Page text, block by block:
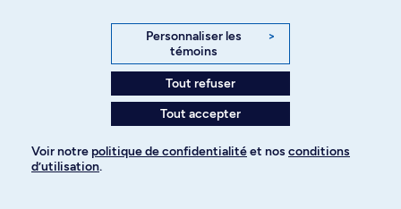
Programmes à explorer
Plus de choix au bout des doigts
Mettez les chances de votre côté en ajoutant plusieurs
programmes à votre demande d’admission. Voici d’autres
choix d’études ayant piqué la curiosité des candidates et
Personnaliser les
témoins
>
Tout refuser
Tout accepter
Voir notre politique de confidentialitéet nos conditions
d’utilisation.